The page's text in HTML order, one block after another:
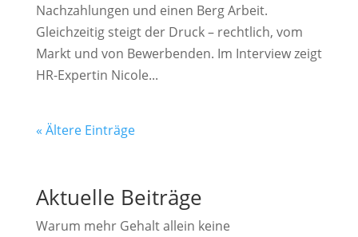
Nachzahlungen und einen Berg Arbeit.
Gleichzeitig steigt der Druck – rechtlich, vom
Markt und von Bewerbenden. Im Interview zeigt
HR-Expertin Nicole...
« Ältere Einträge
Aktuelle Beiträge
Warum mehr Gehalt allein keine